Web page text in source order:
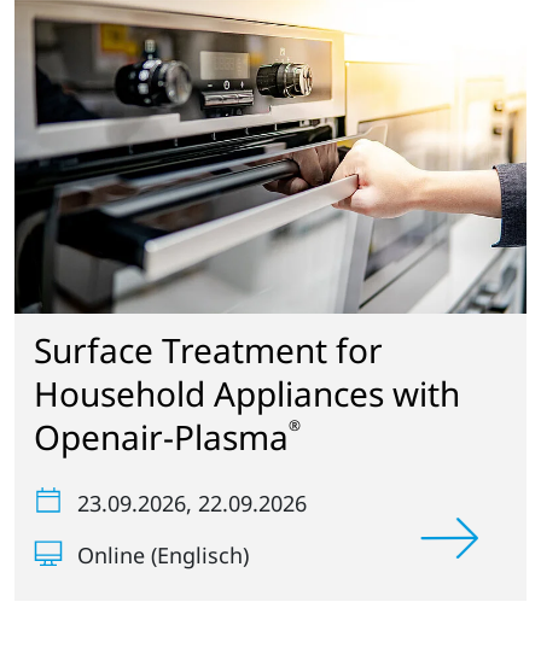
Surface Treatment for
Household Appliances with
Openair-Plasma®
23.09.2026 , 22.09.2026
Online (Englisch)